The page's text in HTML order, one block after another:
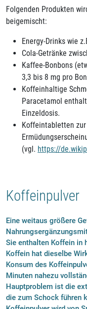
Folgenden Produkten
beigemischt:
Energy-Drinks wie
Cola-Getränke
Kaffee-Bonbons
3,3 bis 8 mg pro
Koffeinhaltige
Paracetamol
Einzeldosis.
Koffeintabletten
(vgl. https://
Koffeinpulver
Eine weitaus größere
Sie enthalten Koffein in
Koffein hat dieselbe
Konsum des
Minuten nahezu
Hauptproblem ist die
die zum Schock führen